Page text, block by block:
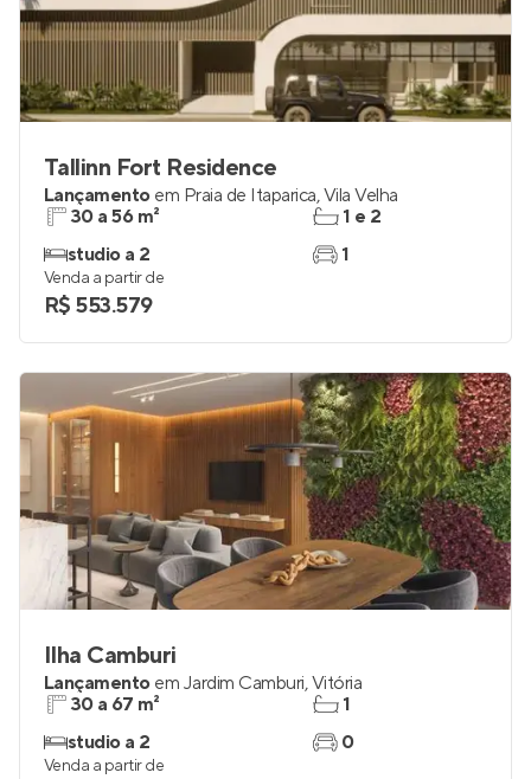
Tallinn Fort Residence
Lançamento em Praia de Itaparica,Vila Velha
30 a 56 m²
studio a 2
1 e 2
1
Venda a partir de
R$ 553.579
Ilha Camburi
Lançamento em Jardim Camburi,Vitória
30 a 67 m²
studio a 2
1
0
Venda a partir de